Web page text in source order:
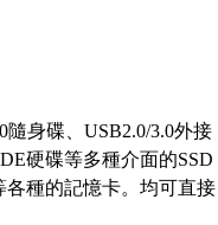
身碟、USB2.0/3.0外接
硬碟等多種介面的SSD
各種的記憶卡。均可直接